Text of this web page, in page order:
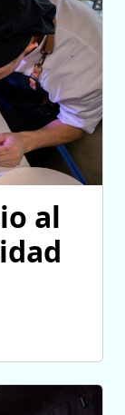
al